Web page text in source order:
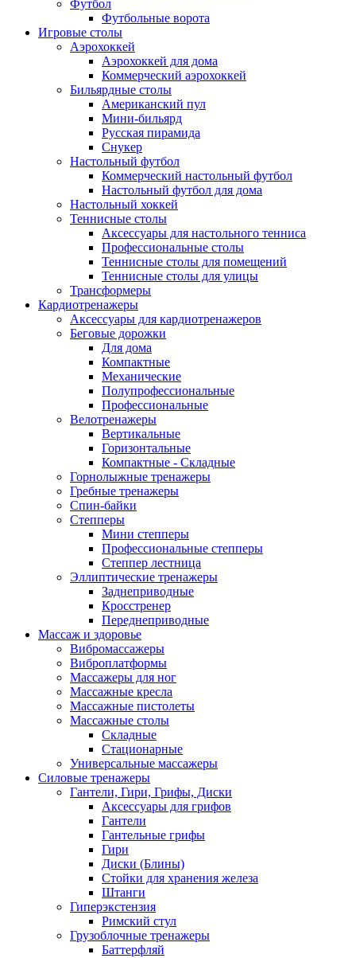
Футбол
Футбольные ворота
Игровые столы
Аэрохоккей
Аэрохоккей для дома
Коммерческий аэрохоккей
Бильярдные столы
Американский пул
Мини-бильярд
Русская пирамида
Снукер
Настольный футбол
Коммерческий настольный футбол
Настольный футбол для дома
Настольный хоккей
Теннисные столы
Аксессуары для настольного тенниса
Профессиональные столы
Теннисные столы для помещений
Теннисные столы для улицы
Трансформеры
Кардиотренажеры
Аксессуары для кардиотренажеров
Беговые дорожки
Для дома
Компактные
Механические
Полупрофессиональные
Профессиональные
Велотренажеры
Вертикальные
Горизонтальные
Компактные - Складные
Горнолыжные тренажеры
Гребные тренажеры
Спин-байки
Степперы
Мини степперы
Профессиональные степперы
Степпер лестница
Эллиптические тренажеры
Заднеприводные
Кросстренер
Переднеприводные
Массаж и здоровье
Вибромассажеры
Виброплатформы
Массажеры для ног
Массажные кресла
Массажные пистолеты
Массажные столы
Складные
Стационарные
Универсальные массажеры
Силовые тренажеры
Гантели, Гири, Грифы, Диски
Аксессуары для грифов
Гантели
Гантельные грифы
Гири
Диски (Блины)
Стойки для хранения железа
Штанги
Гиперэкстензия
Римский стул
Грузоблочные тренажеры
Баттерфляй